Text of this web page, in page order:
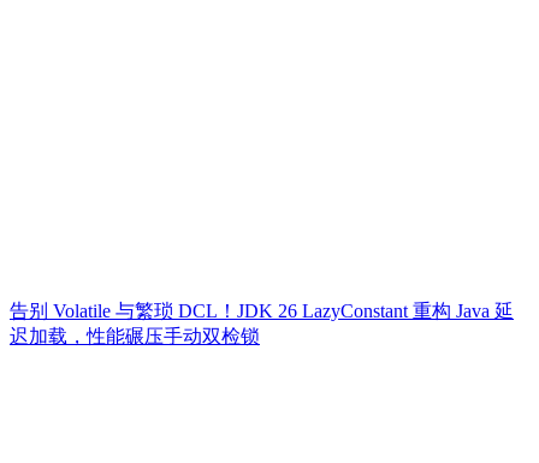
告别 Volatile 与繁琐 DCL！JDK 26 LazyConstant 重构 Java 延
迟加载，性能碾压手动双检锁